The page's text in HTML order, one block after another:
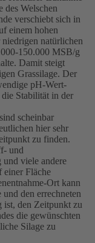
des Welschen
verschiebt sich in
einem hohen
natürlichen
150.000 MSB/g
Damit steigt
Grassilage. Der
pH-Wert-
Stabilität in der
scheinbar
hier sehr
zu finden.
und
und viele andere
einer Fläche
Ort kann
den errechneten
ist, den Zeitpunkt zu
die gewünschten
Silage zu